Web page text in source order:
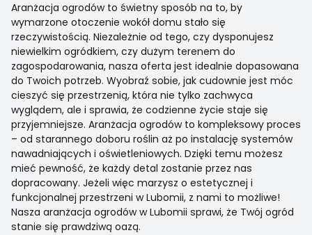
Aranżacja ogrodów to świetny sposób na to, by
wymarzone otoczenie wokół domu stało się
rzeczywistością. Niezależnie od tego, czy dysponujesz
niewielkim ogródkiem, czy dużym terenem do
zagospodarowania, nasza oferta jest idealnie dopasowana
do Twoich potrzeb. Wyobraź sobie, jak cudownie jest móc
cieszyć się przestrzenią, która nie tylko zachwyca
wyglądem, ale i sprawia, że codzienne życie staje się
przyjemniejsze. Aranżacja ogrodów to kompleksowy proces
– od starannego doboru roślin aż po instalację systemów
nawadniających i oświetleniowych. Dzięki temu możesz
mieć pewność, że każdy detal zostanie przez nas
dopracowany. Jeżeli więc marzysz o estetycznej i
funkcjonalnej przestrzeni w Lubomii, z nami to możliwe!
Nasza aranżacja ogrodów w Lubomii sprawi, że Twój ogród
stanie się prawdziwą oazą.